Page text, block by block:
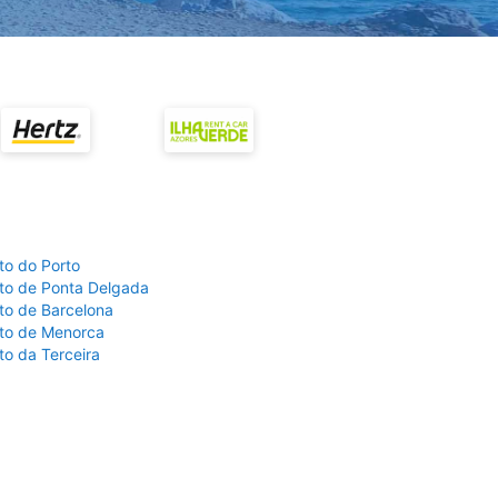
do Porto
de Ponta Delgada
de Barcelona
de Menorca
da Terceira